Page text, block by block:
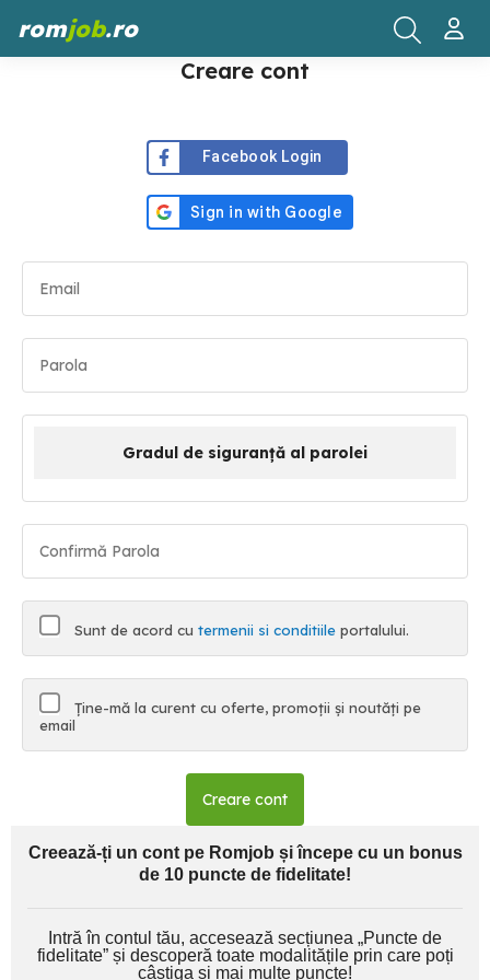
romjob.ro
Creare cont
Facebook Login
Gradul de siguranță al parolei
Sunt de acord cu termenii si conditiile portalului.
Ține-mă la curent cu oferte, promoții și noutăți pe
email
Creare cont
Creează-ți un cont pe Romjob și începe cu un bonus
de 10 puncte de fidelitate!
Intră în contul tău, accesează secțiunea „Puncte de
fidelitate” și descoperă toate modalitățile prin care poți
câștiga și mai multe puncte!